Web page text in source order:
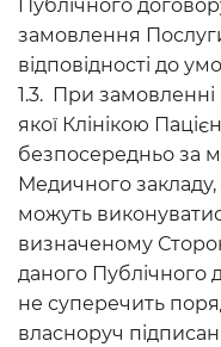
Публічного
замовлення
відповідності до
1.3. При
якої Клінікою
безпосередньо за
Медичного закладу,
можуть
визначеному
даного Публічного
не суперечить
власноруч